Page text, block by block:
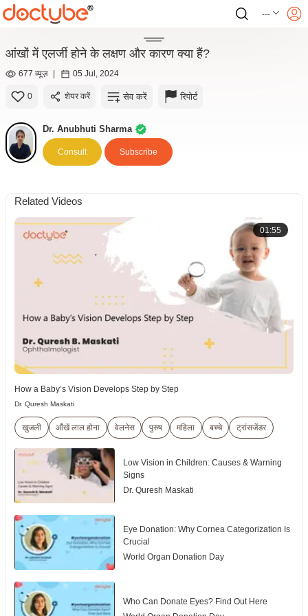
---
आंखों में एलर्जी होने के लक्षण और कारण क्या हैं?
677 व्यूज़ | 05 Jul, 2024
0 शेयर करें सेव करें रिपोर्ट
Dr. Anubhuti Sharma
Consult Subscribe
Related Videos
01:55
How a Baby’s Vision Develops Step by Step
Dr. Quresh Maskati
खुजली आँखें लाल होना वेलनेस पुरुष महिला बच्चे ट्रांसजेंडर
Low Vision in Children: Causes & Warning
Signs
Dr. Quresh Maskati
Eye Donation: Why Cornea Categorization Is
Crucial
World Organ Donation Day
Who Can Donate Eyes? Find Out Here